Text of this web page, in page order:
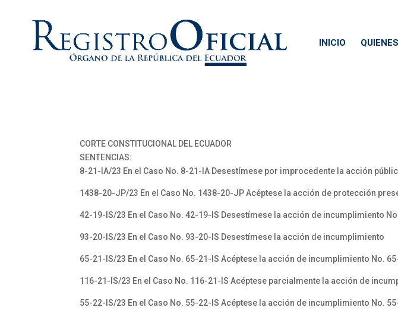
INICIO
CORTE CONSTITUCIONAL DEL ECUADOR
SENTENCIAS:
8-21-IA/23 En el Caso No. 8-21-IA Desestímese por improcedente la acción
1438-20-JP/23 En el Caso No. 1438-20-JP Acéptese la acción de protección
42-19-IS/23 En el Caso No. 42-19-IS Desestímese la acción de incumplimiento
93-20-IS/23 En el Caso No. 93-20-IS Desestímese la acción de incumplimiento
65-21-IS/23 En el Caso No. 65-21-IS Acéptese la acción de incumplimiento No.
116-21-IS/23 En el Caso No. 116-21-IS Acéptese parcialmente la acción de
55-22-IS/23 En el Caso No. 55-22-IS Acéptese la acción de incumplimiento No.